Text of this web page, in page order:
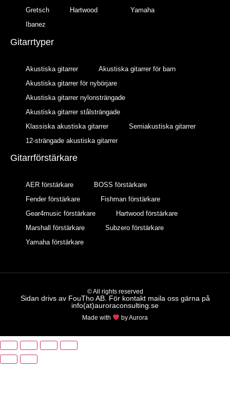
Gretsch
Hartwood
Ibanez
Yamaha
Gitarrtyper
Akustiska gitarrer
Akustiska gitarrer för barn
Akustiska gitarrer för nybörjare
Akustiska gitarrer nylonsträngade
Akustiska gitarrer stålsträngade
Klassiska akustiska gitarrer
Semiakustiska gitarrer
12-strängade akustiska gitarrer
Gitarrförstärkare
AER förstärkare
BOSS förstärkare
Fender förstärkare
Fishman förstärkare
Gear4music förstärkare
Hartwood förstärkare
Marshall förstärkare
Subzero förstärkare
Yamaha förstärkare
© All rights reserved
Sidan drivs av FouTho AB. För kontakt maila oss gärna på
info(at)auroraconsulting.se
Made with by Aurora